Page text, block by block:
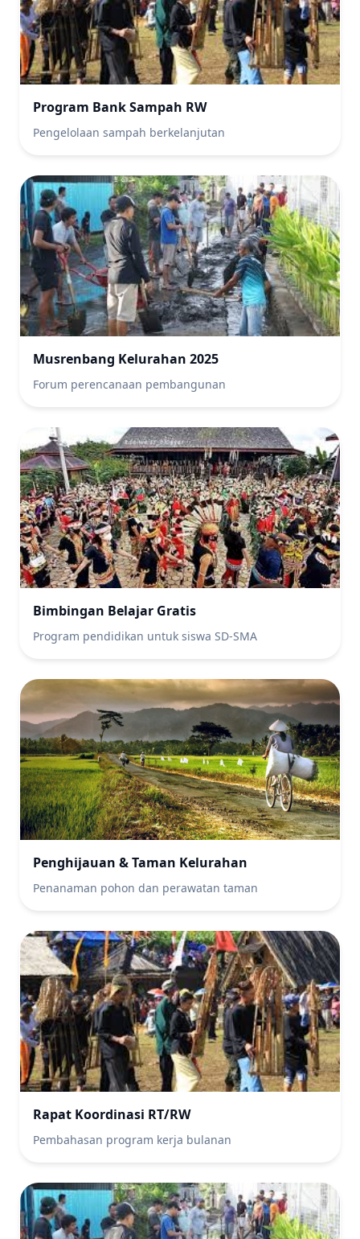
Program Bank Sampah RW
Pengelolaan sampah berkelanjutan
Musrenbang Kelurahan 2025
Forum perencanaan pembangunan
Bimbingan Belajar Gratis
Program pendidikan untuk siswa SD-SMA
Penghijauan & Taman Kelurahan
Penanaman pohon dan perawatan taman
Rapat Koordinasi RT/RW
Pembahasan program kerja bulanan